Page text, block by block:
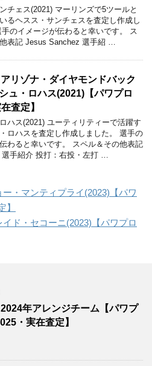
チェス(2021) マーリンズで5ツールと
るヘスス・サンチェスを査定し作成し
手のイメージが伝わると幸いです。 ス
表記 Jesus Sanchez 選手紹 …
アリゾナ・ダイヤモンドバック
ュ・ロハス(2021)【パワプロ
査定】
ハス(2021) ユーティリティーで活躍す
ロハスを査定し作成しました。 選手の
わると幸いです。 スペル＆その他表記
手紹介 投打：右投・左打 …
ー・マンティプライ(2023)【パワ
】
イド・セコーニ(2023)【パワプロ
2024年アレンジチーム【パワプ
・実在査定】